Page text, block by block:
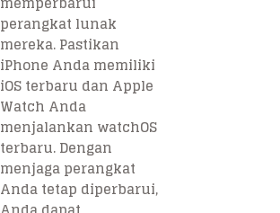
perangkat lunak
mereka. Pastikan
iPhone Anda memiliki
iOS terbaru dan Apple
Watch Anda
menjalankan watchOS
terbaru. Dengan
menjaga perangkat
Anda tetap diperbarui,